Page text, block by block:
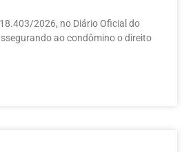
2026, no Diário Oficial do
ao condômino o direito